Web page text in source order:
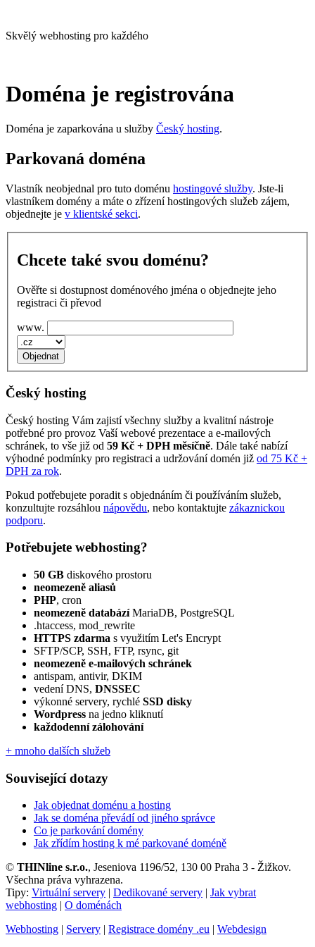
Skvělý webhosting pro každého
Doména je registrována
Doména je zaparkována u služby Český hosting.
Parkovaná doména
Vlastník neobjednal pro tuto doménu hostingové služby. Jste-li
vlastníkem domény a máte o zřízení hostingových služeb zájem,
objednejte je v klientské sekci.
Chcete také svou doménu?
Ověřte si dostupnost doménového jména o objednejte jeho
registraci či převod
www.
Český hosting
Český hosting Vám zajistí všechny služby a kvalitní nástroje
potřebné pro provoz Vaší webové prezentace a e‑mailových
schránek, to vše již od 59 Kč + DPH měsíčně. Dále také nabízí
výhodné podmínky pro registraci a udržování domén již od 75 Kč +
DPH za rok.
Pokud potřebujete poradit s objednáním či používáním služeb,
konzultujte rozsáhlou nápovědu, nebo kontaktujte zákaznickou
podporu.
Potřebujete webhosting?
50 GB diskového prostoru
neomezeně aliasů
PHP, cron
neomezeně databázíMariaDB, PostgreSQL
.htaccess, mod_rewrite
HTTPS zdarma s využitím Let's Encrypt
SFTP/SCP, SSH, FTP, rsync, git
neomezeně e‑mailových schránek
antispam, antivir, DKIM
vedení DNS, DNSSEC
výkonné servery, rychlé SSD disky
Wordpress na jedno kliknutí
každodenní zálohování
+ mnoho dalších služeb
Související dotazy
Jak objednat doménu a hosting
Jak se doména převádí od jiného správce
Co je parkování domény
Jak zřídím hosting k mé parkované doméně
© THINline s.r.o., Jeseniova 1196/52, 130 00 Praha 3 - Žižkov.
Všechna práva vyhrazena.
Tipy: Virtuální servery | Dedikované servery | Jak vybrat
webhosting | O doménách
Webhosting | Servery | Registrace domény .eu | Webdesign